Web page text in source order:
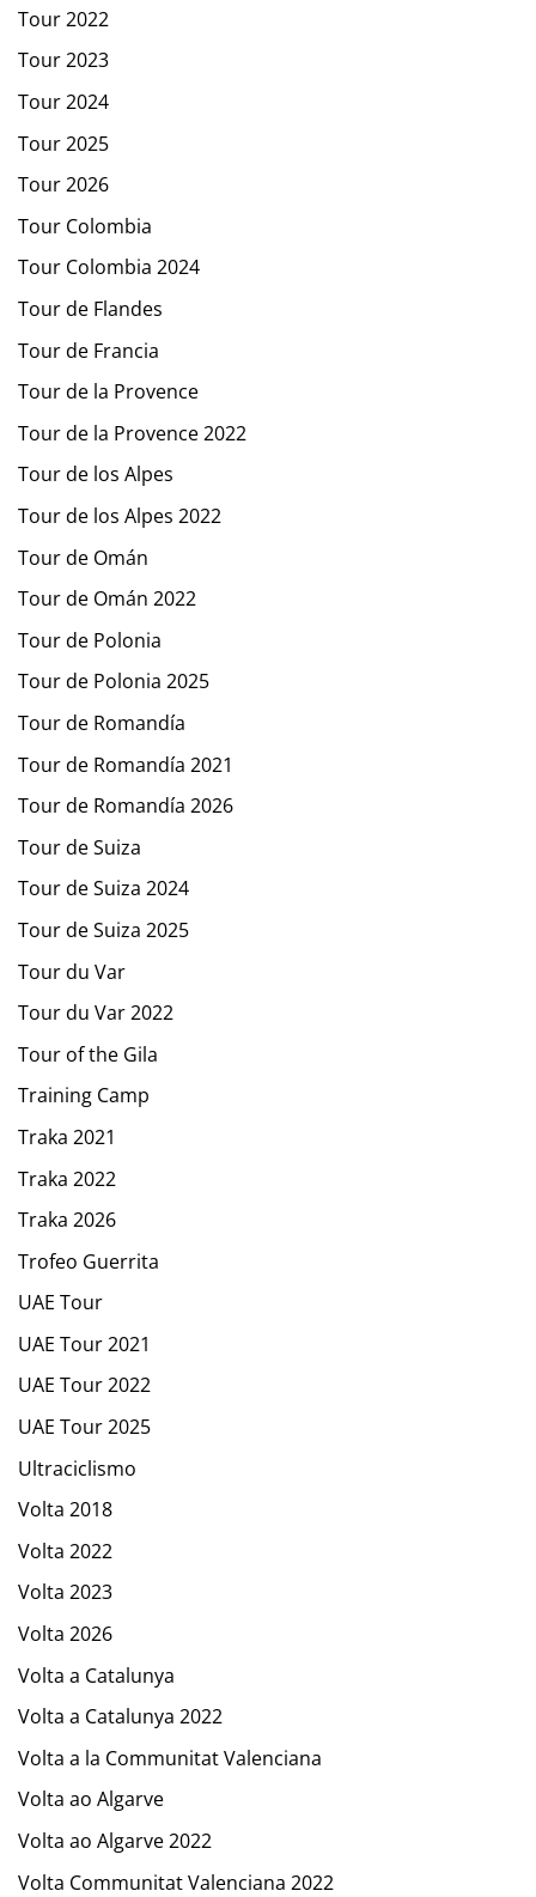
Tour 2022
Tour 2023
Tour 2024
Tour 2025
Tour 2026
Tour Colombia
Tour Colombia 2024
Tour de Flandes
Tour de Francia
Tour de la Provence
Tour de la Provence 2022
Tour de los Alpes
Tour de los Alpes 2022
Tour de Omán
Tour de Omán 2022
Tour de Polonia
Tour de Polonia 2025
Tour de Romandía
Tour de Romandía 2021
Tour de Romandía 2026
Tour de Suiza
Tour de Suiza 2024
Tour de Suiza 2025
Tour du Var
Tour du Var 2022
Tour of the Gila
Training Camp
Traka 2021
Traka 2022
Traka 2026
Trofeo Guerrita
UAE Tour
UAE Tour 2021
UAE Tour 2022
UAE Tour 2025
Ultraciclismo
Volta 2018
Volta 2022
Volta 2023
Volta 2026
Volta a Catalunya
Volta a Catalunya 2022
Volta a la Communitat Valenciana
Volta ao Algarve
Volta ao Algarve 2022
Volta Communitat Valenciana 2022